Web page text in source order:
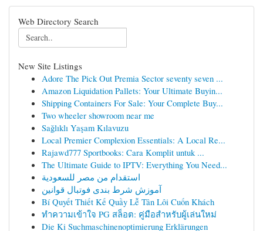
Web Directory Search
New Site Listings
Adore The Pick Out Premia Sector seventy seven ...
Amazon Liquidation Pallets: Your Ultimate Buyin...
Shipping Containers For Sale: Your Complete Buy...
Two wheeler showroom near me
Sağlıklı Yaşam Kılavuzu
Local Premier Complexion Essentials: A Local Re...
Rajawd777 Sportbooks: Cara Komplit untuk ...
The Ultimate Guide to IPTV: Everything You Need...
استقدام من مصر للسعودية
آموزش شرط بندی فوتبال قوانین
Bí Quyết Thiết Kế Quầy Lễ Tân Lôi Cuốn Khách
ทำความเข้าใจ PG สล็อต: คู่มือสำหรับผู้เล่นใหม่
Die Ki Suchmaschinenoptimierung Erklärungen